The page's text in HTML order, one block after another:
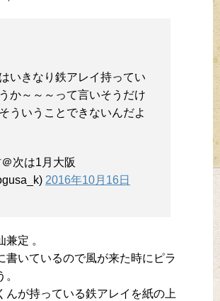
いきなり鉄アレイ持ってい
か～～～って言いそうだけ
ういうことできないんだよ
次は1月大阪
2016年10月16日
定 。
書いているので風が来た時にピラ
んが持っている鉄アレイを紙の上